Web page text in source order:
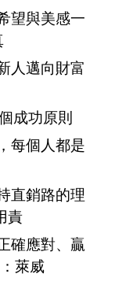
望與美感一
人邁向財富
成功原則
每個人都是
直銷路的理
富 何金萍 用責
確應對、贏
客：萊威